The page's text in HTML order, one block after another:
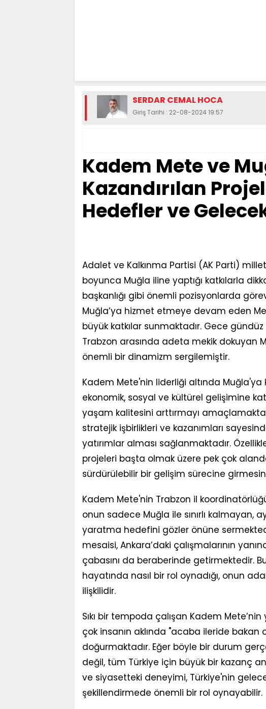
SERDAR CEMAL HOCA
Giriş Tarihi : 22-08-2024 19:57
Kadem Mete ve
Kazandırılan
Hedefler ve
Adalet ve Kalkınma Partisi (AK Parti)
boyunca Muğla iline yaptığı katkılarla
başkanlığı gibi önemli pozisyonlarda
Muğla’ya hizmet etmeye devam eden
büyük katkılar sunmaktadır. Gece
Trabzon arasında adeta mekik dokuyan
önemli bir dinamizm sergilemiştir.
Kadem Mete'nin liderliği altında Muğla'ya
ekonomik, sosyal ve kültürel gelişimine
yaşam kalitesini arttırmayı
stratejik işbirlikleri ve kazanımları
yatırımlar alması sağlanmaktadır.
projeleri başta olmak üzere pek çok
sürdürülebilir bir gelişim sürecine
Kadem Mete'nin Trabzon il
onun sadece Muğla ile sınırlı kalmayan,
yaratma hedefini gözler önüne
mesaisi, Ankara’daki çalışmalarının
çabasını da beraberinde getirmektedir.
hayatında nasıl bir rol oynadığı, onun
ilişkilidir.
Sıkı bir tempoda çalışan Kadem
çok insanın aklında "acaba ileride bakan
doğurmaktadır. Eğer böyle bir durum
değil, tüm Türkiye için büyük bir kazanç
ve siyasetteki deneyimi, Türkiye'nin
şekillendirmede önemli bir rol oynayabilir.